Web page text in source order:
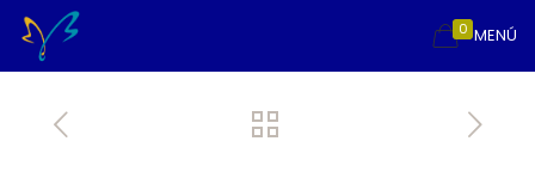
MENÚ
0